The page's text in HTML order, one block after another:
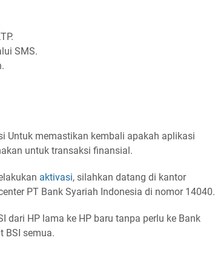
SMS.
Untuk memastikan kembali apakah aplikasi
untuk transaksi finansial.
aktivasi, silahkan datang di kantor
PT Bank Syariah Indonesia di nomor 14040.
dari HP lama ke HP baru tanpa perlu ke Bank
BSI semua.